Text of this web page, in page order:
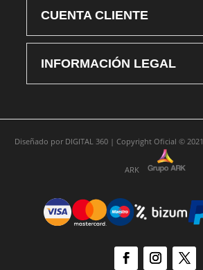
CUENTA CLIENTE
INFORMACIÓN LEGAL
Diseñado por DIGITAL 360 | Copyright Oficial © 2021
ARK